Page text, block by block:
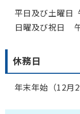
平日及び土曜日
日曜及び祝日
休務日
年末年始（12月